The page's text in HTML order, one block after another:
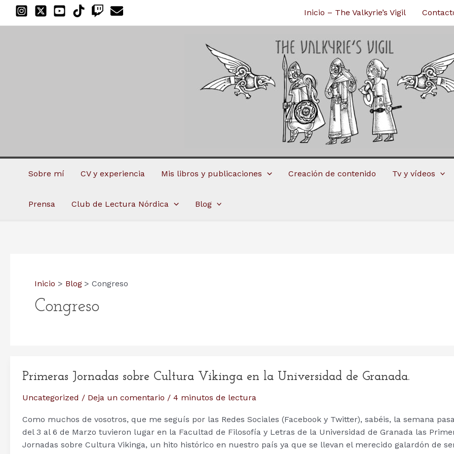
Inicio – The Valkyrie’s Vigil
Sobre mí CV y experiencia Mis libros y publicaciones Creación de contenido Tv y vídeos
Prensa Club de Lectura Nórdica Blog
Inicio Blog Congreso
Congreso
Primeras Jornadas sobre Cultura Vikinga en la Universidad de Granada.
Uncategorized / Deja un comentario / 4 minutos de lectura
Como muchos de vosotros, que me seguís por las Redes Sociales (Facebook y Twitter), sabéis, la semana
del 3 al 6 de Marzo tuvieron lugar en la Facultad de Filosofía y Letras de la Universidad de Granada las
Jornadas sobre Cultura Vikinga, un hito histórico en nuestro país ya que se llevan el merecido galardón de